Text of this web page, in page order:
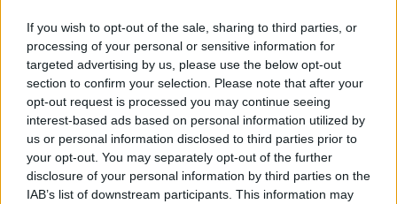
If you wish to opt-out of the sale, sharing to third parties, or
processing of your personal or sensitive information for
targeted advertising by us, please use the below opt-out
section to confirm your selection. Please note that after your
opt-out request is processed you may continue seeing
interest-based ads based on personal information utilized by
us or personal information disclosed to third parties prior to
your opt-out. You may separately opt-out of the further
disclosure of your personal information by third parties on the
IAB’s list of downstream participants. This information may
colon irritabile.
Come consumare il kefir per
massimizzare i benefici
Per godere appieno dei benefici del kefir, è
fondamentale assumerlo con regolarità. Una dose
consigliata è di circa 150-200 ml al giorno, meglio